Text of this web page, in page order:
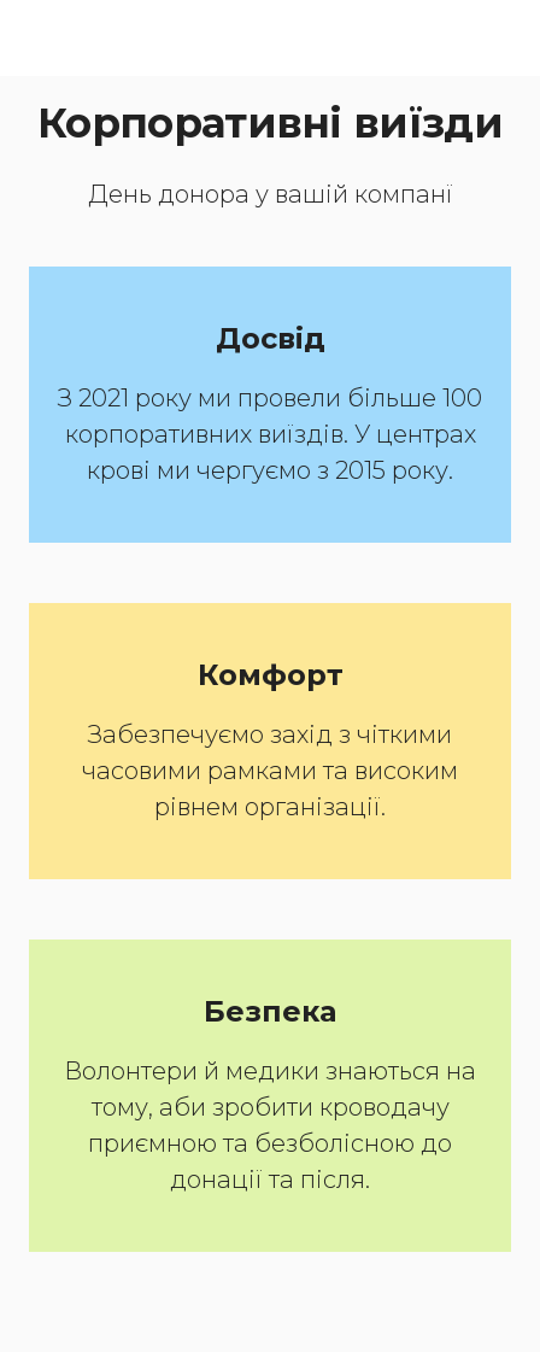
Корпоративні виїзди
День донора у вашій компанї
Досвід
З 2021 року ми провели більше 100
корпоративних виїздів. У центрах
крові ми чергуємо з 2015 року.
Комфорт
Забезпечуємо захід з чіткими
часовими рамками та високим
рівнем організації.
Безпека
Волонтери й медики знаються на
тому, аби зробити кроводачу
приємною та безболісною до
донації та після.